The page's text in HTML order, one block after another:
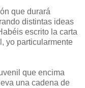
que durará
distintas ideas
escrito la carta
yo particularmente
que encima
una cadena de